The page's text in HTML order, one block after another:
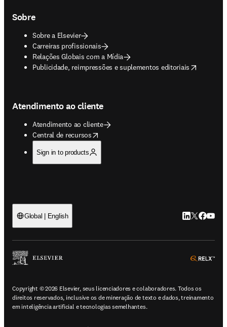
Sobre
Sobre a Elsevier
Carreiras profissionais
Relações Globais com a Mídia
Publicidade, reimpressões e suplementos editoriais
opens in new tab/window
Atendimento ao cliente
Atendimento ao cliente
Central de recursos
opens in new tab/window
Sign in to products
Global | English LinkedIn abre
Twitter
Copyright © 2026 Elsevier, seus licenciadores e colaboradores. Todos os
direitos reservados, inclusive os de mineração de texto e dados, treinamento
em inteligência artificial e tecnologias semelhantes.